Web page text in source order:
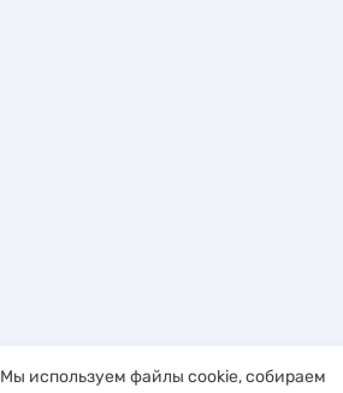
Мы используем файлы cookie, собираем